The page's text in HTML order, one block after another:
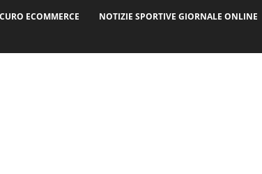
ECOMMERCE NOTIZIE SPORTIVE GIORNALE ONLINE